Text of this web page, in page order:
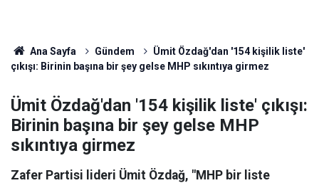
Ana Sayfa Gündem
Ümit Özdağ'dan '154 kişilik liste'
çıkışı: Birinin başına bir şey gelse MHP sıkıntıya girmez
Ümit Özdağ'dan '154 kişilik liste' çıkışı:
Birinin başına bir şey gelse MHP
sıkıntıya girmez
Zafer Partisi lideri Ümit Özdağ, "MHP bir liste